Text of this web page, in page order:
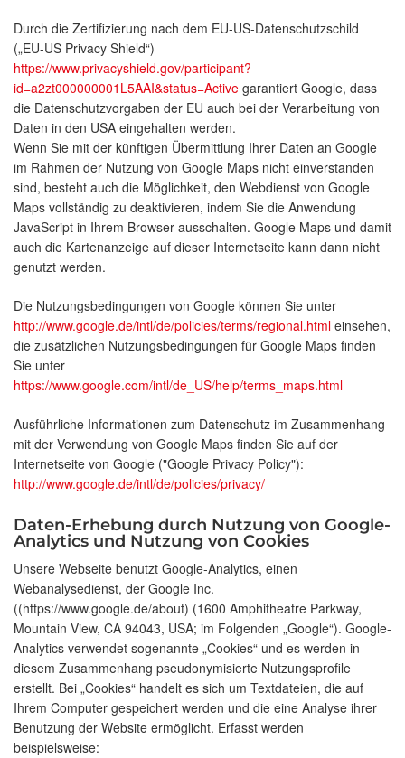
Durch die Zertifizierung nach dem EU-US-Datenschutzschild
(„EU-US Privacy Shield“)
https://www.privacyshield.gov/participant?
id=a2zt000000001L5AAI&status=Active garantiert Google, dass
die Datenschutzvorgaben der EU auch bei der Verarbeitung von
Daten in den USA eingehalten werden.
Wenn Sie mit der künftigen Übermittlung Ihrer Daten an Google
im Rahmen der Nutzung von Google Maps nicht einverstanden
sind, besteht auch die Möglichkeit, den Webdienst von Google
Maps vollständig zu deaktivieren, indem Sie die Anwendung
JavaScript in Ihrem Browser ausschalten. Google Maps und damit
auch die Kartenanzeige auf dieser Internetseite kann dann nicht
genutzt werden.
Die Nutzungsbedingungen von Google können Sie unter
http://www.google.de/intl/de/policies/terms/regional.html einsehen,
die zusätzlichen Nutzungsbedingungen für Google Maps finden
Sie unter
https://www.google.com/intl/de_US/help/terms_maps.html
Ausführliche Informationen zum Datenschutz im Zusammenhang
mit der Verwendung von Google Maps finden Sie auf der
Internetseite von Google ("Google Privacy Policy"):
http://www.google.de/intl/de/policies/privacy/
Daten-Erhebung durch Nutzung von Google-
Analytics und Nutzung von Cookies
Unsere Webseite benutzt Google-Analytics, einen
Webanalysedienst, der Google Inc.
((https://www.google.de/about) (1600 Amphitheatre Parkway,
Mountain View, CA 94043, USA; im Folgenden „Google“). Google-
Analytics verwendet sogenannte „Cookies“ und es werden in
diesem Zusammenhang pseudonymisierte Nutzungsprofile
erstellt. Bei „Cookies“ handelt es sich um Textdateien, die auf
Ihrem Computer gespeichert werden und die eine Analyse ihrer
Benutzung der Website ermöglicht. Erfasst werden
beispielsweise: